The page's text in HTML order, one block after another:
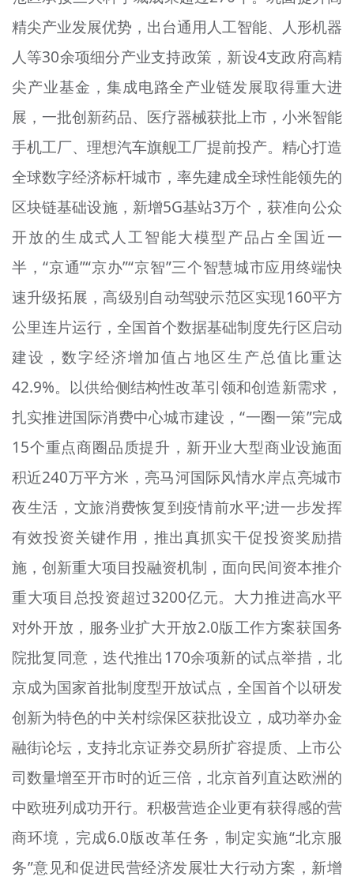
精尖产业发展优势，出台通用人工智能、人形机器
人等30余项细分产业支持政策，新设4支政府高精
尖产业基金，集成电路全产业链发展取得重大进
展，一批创新药品、医疗器械获批上市，小米智能
手机工厂、理想汽车旗舰工厂提前投产。精心打造
全球数字经济标杆城市，率先建成全球性能领先的
区块链基础设施，新增5G基站3万个，获准向公众
开放的生成式人工智能大模型产品占全国近一
半，“京通”“京办”“京智”三个智慧城市应用终端快
速升级拓展，高级别自动驾驶示范区实现160平方
公里连片运行，全国首个数据基础制度先行区启动
建设，数字经济增加值占地区生产总值比重达
42.9%。以供给侧结构性改革引领和创造新需求，
扎实推进国际消费中心城市建设，“一圈一策”完成
15个重点商圈品质提升，新开业大型商业设施面
积近240万平方米，亮马河国际风情水岸点亮城市
夜生活，文旅消费恢复到疫情前水平;进一步发挥
有效投资关键作用，推出真抓实干促投资奖励措
施，创新重大项目投融资机制，面向民间资本推介
重大项目总投资超过3200亿元。大力推进高水平
对外开放，服务业扩大开放2.0版工作方案获国务
院批复同意，迭代推出170余项新的试点举措，北
京成为国家首批制度型开放试点，全国首个以研发
创新为特色的中关村综保区获批设立，成功举办金
融街论坛，支持北京证券交易所扩容提质、上市公
司数量增至开市时的近三倍，北京首列直达欧洲的
中欧班列成功开行。积极营造企业更有获得感的营
商环境，完成6.0版改革任务，制定实施“北京服
务”意见和促进民营经济发展壮大行动方案，新增